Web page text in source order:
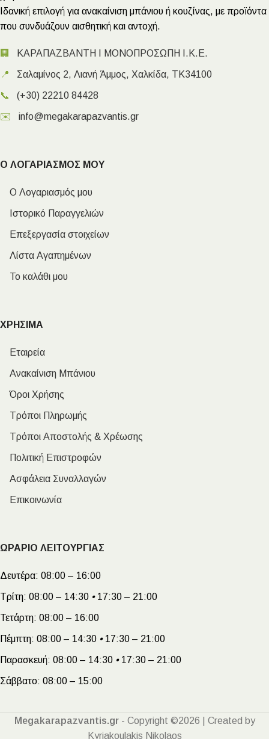
Ιδανική επιλογή για ανακαίνιση μπάνιου ή κουζίνας, με προϊόντα
που συνδυάζουν αισθητική και αντοχή.
🏢 ΚΑΡΑΠΑΖΒΑΝΤΗ Ι ΜΟΝΟΠΡΟΣΩΠΗ Ι.Κ.Ε.
📍 Σαλαμίνος 2, Λιανή Άμμος, Χαλκίδα, ΤΚ34100
📞 (+30) 22210 84428
✉️ info@megakarapazvantis.gr
Ο ΛΟΓΑΡΙΑΣΜΟΣ ΜΟΥ
Ο Λογαριασμός μου
Ιστορικό Παραγγελιών
Επεξεργασία στοιχείων
Λίστα Αγαπημένων
Το καλάθι μου
ΧΡΗΣΙΜΑ
Εταιρεία
Ανακαίνιση Μπάνιου
Όροι Χρήσης
Τρόποι Πληρωμής
Τρόποι Αποστολής & Χρέωσης
Πολιτική Επιστροφών
Ασφάλεια Συναλλαγών
Επικοινωνία
ΩΡΑΡΙΟ ΛΕΙΤΟΥΡΓΙΑΣ
Δευτέρα: 08:00 – 16:00
Τρίτη: 08:00 – 14:30 •17:30 – 21:00
Τετάρτη: 08:00 – 16:00
Πέμπτη: 08:00 – 14:30 •17:30 – 21:00
Παρασκευή: 08:00 – 14:30 •17:30 – 21:00
Σάββατο: 08:00 – 15:00
Megakarapazvantis.gr- Copyright ©2026 | Created by
Kyriakoulakis Nikolaos